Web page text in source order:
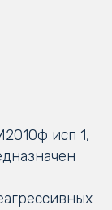
исп 1,